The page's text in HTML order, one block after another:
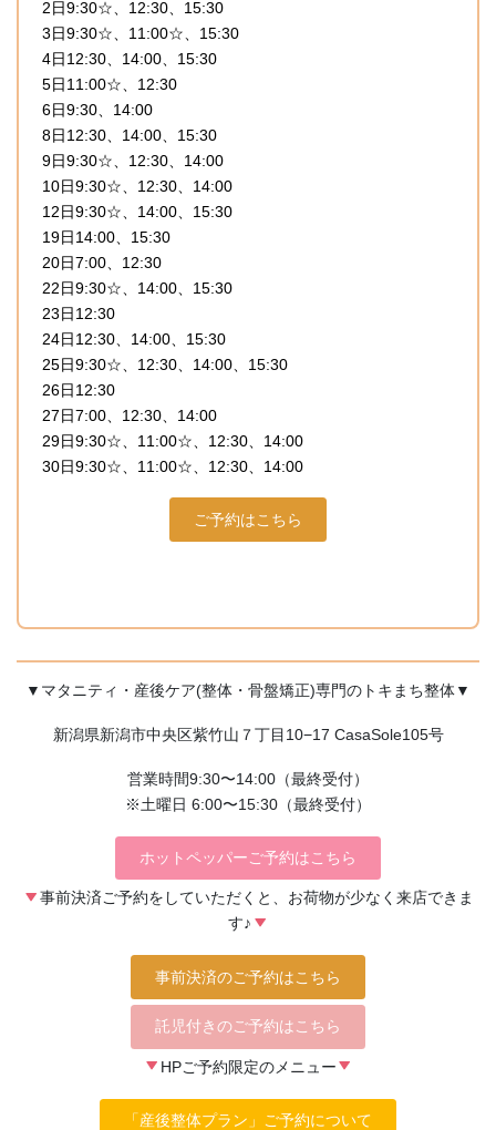
2日9:30☆、12:30、15:30
3日9:30☆、11:00☆、15:30
4日12:30、14:00、15:30
5日11:00☆、12:30
6日9:30、14:00
8日12:30、14:00、15:30
9日9:30☆、12:30、14:00
10日9:30☆、12:30、14:00
12日9:30☆、14:00、15:30
19日14:00、15:30
20日7:00、12:30
22日9:30☆、14:00、15:30
23日12:30
24日12:30、14:00、15:30
25日9:30☆、12:30、14:00、15:30
26日12:30
27日7:00、12:30、14:00
29日9:30☆、11:00☆、12:30、14:00
30日9:30☆、11:00☆、12:30、14:00
ご予約はこちら
▼マタニティ・産後ケア(整体・骨盤矯正)専門のトキまち整体▼
新潟県新潟市中央区紫竹山７丁目10−17 CasaSole105号
営業時間9:30〜14:00（最終受付）
※土曜日 6:00〜15:30（最終受付）
ホットペッパーご予約はこちら
事前決済ご予約をしていただくと、お荷物が少なく来店できま
す♪
事前決済のご予約はこちら
託児付きのご予約はこちら
HPご予約限定のメニュー
「産後整体プラン」ご予約について